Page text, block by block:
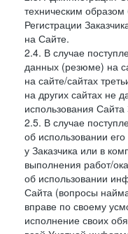
техническим
Регистрации
на Сайте.
2.4. В случае
данных (резюме) на
на сайте/сайтах
на других сайтах не
использования
2.5. В случае
об использовании
у Заказчика или в
выполнения работ/
об использовании
Сайта (вопросы
вправе по своему
исполнение своих